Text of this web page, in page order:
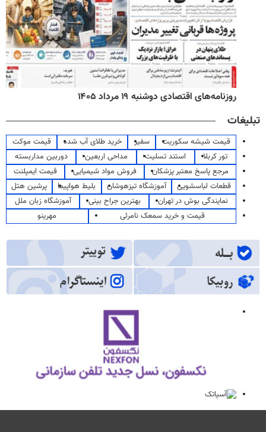
روزنامه‌های اقتصادی دوشنبه ۱۹ مرداد ۱۴۰۵
تبلیغات
قیمت شیشه سکوریت سفیر خرید طلای آب شده
قیمت موکت
تور کربلا
استند تسلیت مداحی اربعین
دوربین مداربسته
مرجع پاسخ معتبر پزشکان
فروش مواد شیمیایی
قیمت ایمپلنت
قطعات لباسشویی
آموزشگاه تیزهوشان بلیط هواپیما
پرشین هتل
نمایندگی بوش در تهران
بهترین جراح بینی
آموزشگاه زبان ملل
قیمت و خرید سمعک نامرئی
مهرینو